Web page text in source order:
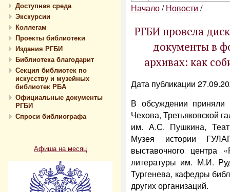
Доступная среда
Экскурсии
Коллегам
Проекты библиотеки
Издания РГБИ
Библиотека благодарит
Секция библиотек по
искусству и музейных
библиотек РБА
Официальные документы
РГБИ
Спроси библиографа
Афиша на месяц
Начало/ Новости /
РГБИ провела
документы в
архивах: как
Дата публикации
В обсуждении
Чехова, Третьяковской
им. А.С. Пушкина,
Музея истории
выставочного центра
литературы им. М.И.
Тургенева, кафедры
других организаций.